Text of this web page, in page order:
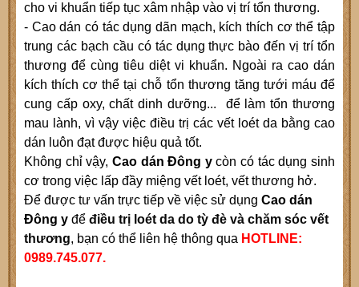
cho vi khuẩn tiếp tục xâm nhập vào vị trí tổn thương.
- Cao dán có tác dụng dãn mạch, kích thích cơ thể tập
trung các bạch cầu có tác dụng thực bào đến vị trí tổn
thương để cùng tiêu diệt vi khuẩn. Ngoài ra cao dán
kích thích cơ thể tại chỗ tổn thương tăng tưới máu để
cung cấp oxy, chất dinh dưỡng... để làm tổn thương
mau lành, vì vậy việc điều trị các vết loét da bằng cao
dán luôn đạt được hiệu quả tốt.
Không chỉ vậy, Cao dán Đông ycòn có tác dụng sinh
cơ trong việc lấp đầy miệng vết loét, vết thương hở.
Để được tư vấn trực tiếp về việc sử dụng Cao dán
Đông y để điều trị loét da do tỳ đè và chăm sóc vết
thương, bạn có thể liên hệ thông qua HOTLINE:
0989.745.077.